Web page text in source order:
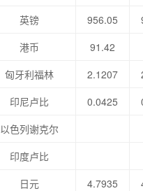
英镑
956.05
港币
91.42
匈牙利福林
2.1207
印尼卢比
0.0425
以色列谢克尔
印度卢比
日元
4.7935